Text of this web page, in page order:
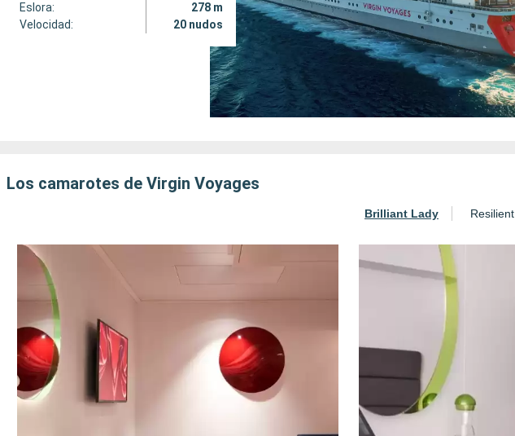
Eslora:
278 m
Velocidad:
20 nudos
Los camarotes de Virgin Voyages
Brilliant Lady